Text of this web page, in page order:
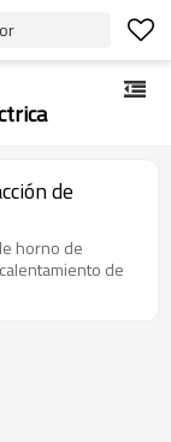
de
horno de
de